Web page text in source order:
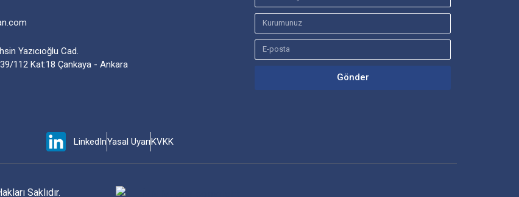
Yazıcıoğlu Cad.
112 Kat:18 Çankaya - Ankara
Gönder
LinkedInYasal UyarıKVKK
Saklıdır.